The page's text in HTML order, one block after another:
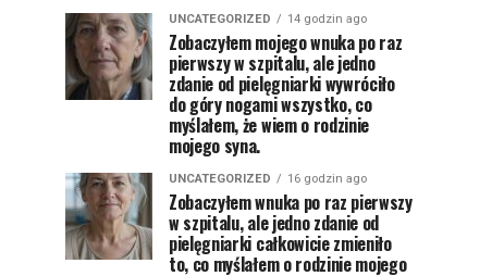
UNCATEGORIZED 14 godzin ago
Zobaczyłem mojego wnuka po raz
pierwszy w szpitalu, ale jedno
zdanie od pielęgniarki wywróciło
do góry nogami wszystko, co
myślałem, że wiem o rodzinie
mojego syna.
UNCATEGORIZED 16 godzin ago
Zobaczyłem wnuka po raz pierwszy
w szpitalu, ale jedno zdanie od
pielęgniarki całkowicie zmieniło
to, co myślałem o rodzinie mojego